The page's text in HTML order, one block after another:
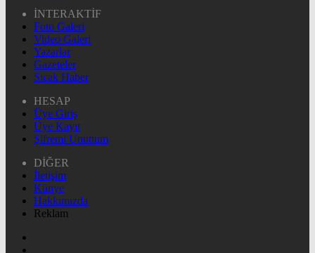
İNTERAKTİF
Foto Galeri
Video Galeri
Yazarlar
Gazeteler
Sıcak Haber
HESAP
Üye Giriş
Üye Kayıt
Şifremi Unuttum
DİĞER
İletişim
Künye
Hakkımızda
Reklam